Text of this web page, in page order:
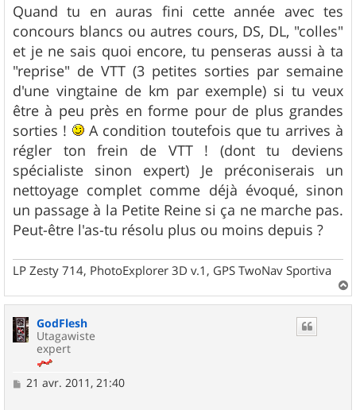
Quand tu en auras fini cette année avec tes
concours blancs ou autres cours, DS, DL, "colles"
et je ne sais quoi encore, tu penseras aussi à ta
"reprise" de VTT (3 petites sorties par semaine
d'une vingtaine de km par exemple) si tu veux
être à peu près en forme pour de plus grandes
sorties !
A condition toutefois que tu arrives à
régler ton frein de VTT ! (dont tu deviens
spécialiste sinon expert) Je préconiserais un
nettoyage complet comme déjà évoqué, sinon
un passage à la Petite Reine si ça ne marche pas.
Peut-être l'as-tu résolu plus ou moins depuis ?
LP Zesty 714, PhotoExplorer 3D v.1, GPS TwoNav Sportiva
a
GodFlesh
Utagawiste
expert
M
21 avr. 2011, 21:40